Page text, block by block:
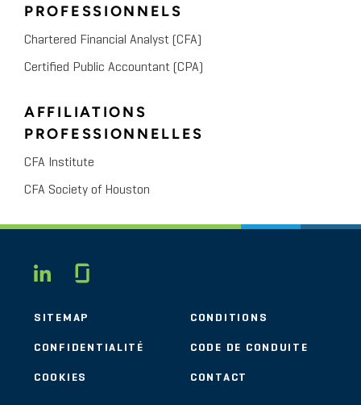
PROFESSIONNELS
Chartered Financial Analyst (CFA)
Certified Public Accountant (CPA)
AFFILIATIONS
PROFESSIONNELLES
CFA Institute
CFA Society of Houston
LINKEDIN
SITEMAP CONDITIONS
CONFIDENTIALITÉ CODE DE CONDUITE
COOKIES CONTACT